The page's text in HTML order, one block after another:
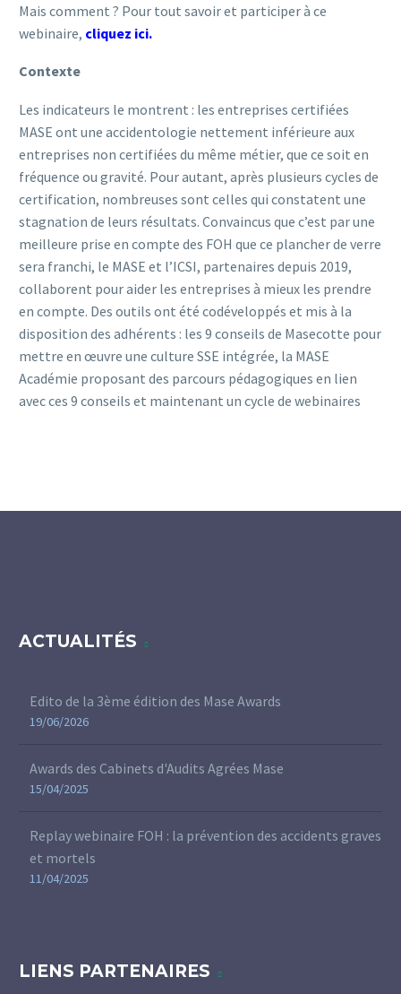
Mais comment ? Pour tout savoir et participer à ce
webinaire, cliquez ici.
Contexte
Les indicateurs le montrent : les entreprises certifiées
MASE ont une accidentologie nettement inférieure aux
entreprises non certifiées du même métier, que ce soit en
fréquence ou gravité. Pour autant, après plusieurs cycles de
certification, nombreuses sont celles qui constatent une
stagnation de leurs résultats. Convaincus que c’est par une
meilleure prise en compte des FOH que ce plancher de verre
sera franchi, le MASE et l’ICSI, partenaires depuis 2019,
collaborent pour aider les entreprises à mieux les prendre
en compte. Des outils ont été codéveloppés et mis à la
disposition des adhérents : les 9 conseils de Masecotte pour
mettre en œuvre une culture SSE intégrée, la MASE
Académie proposant des parcours pédagogiques en lien
avec ces 9 conseils et maintenant un cycle de webinaires
ACTUALITÉS
Edito de la 3ème édition des Mase Awards
19/06/2026
Awards des Cabinets d'Audits Agrées Mase
15/04/2025
Replay webinaire FOH : la prévention des accidents graves
et mortels
11/04/2025
LIENS PARTENAIRES